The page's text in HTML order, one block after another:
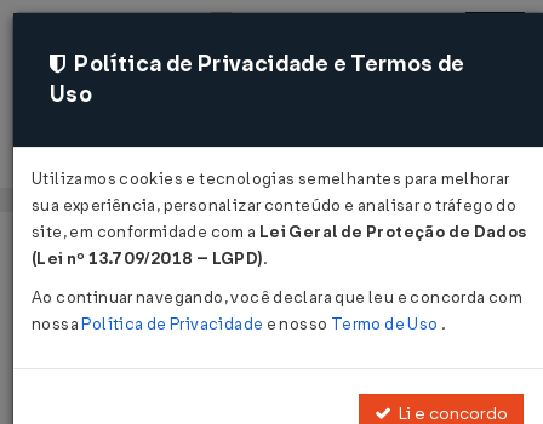
Acessar
Página Inicial Legislações
Ajuste SINIEF Nº 46 DE
Política de Privacidade e Termos de
Uso
Utilizamos cookies e tecnologias semelhantes para melhorar
sua experiência, personalizar conteúdo e analisar o tráfego do
site, em conformidade com a Lei Geral de Proteção de Dados
(Lei nº 13.709/2018 – LGPD).
Ao continuar navegando, você declara que leu e concorda com
nossaPolítica de Privacidade e nosso Termo de Uso .
Li e concordo